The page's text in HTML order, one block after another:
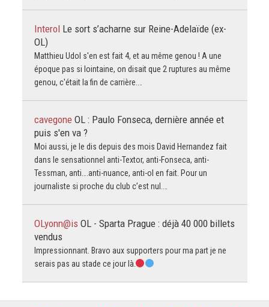
Interol Le sort s’acharne sur Reine-Adelaïde (ex-
OL)
Matthieu Udol s'en est fait 4, et au même genou ! A une
époque pas si lointaine, on disait que 2 ruptures au même
genou, c'était la fin de carrière.…
cavegone OL : Paulo Fonseca, dernière année et
puis s'en va ?
Moi aussi, je le dis depuis des mois David Hernandez fait
dans le sensationnel anti-Textor, anti-Fonseca, anti-
Tessman, anti….anti-nuance, anti-ol en fait. Pour un
journaliste si proche du club c’est nul.…
OLyonn@is OL - Sparta Prague : déjà 40 000 billets
vendus
Impressionnant. Bravo aux supporters pour ma part je ne
serais pas au stade ce jour là.